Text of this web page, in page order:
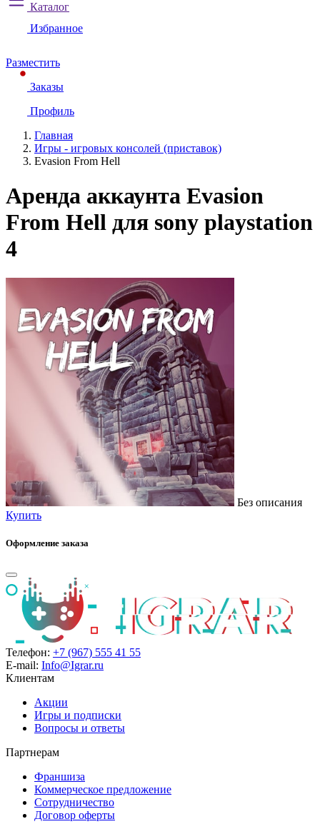
Каталог
Избранное
Разместить
Заказы
Профиль
Главная
Игры - игровых консолей (приставок)
Evasion From Hell
Аренда аккаунта Evasion
From Hell для sony playstation
4
Без описания
Купить
Оформление заказа
Телефон: +7 (967) 555 41 55
E-mail: Info@Igrar.ru
Клиентам
Акции
Игры и подписки
Вопросы и ответы
Партнерам
Франшиза
Коммерческое предложение
Сотрудничество
Договор оферты